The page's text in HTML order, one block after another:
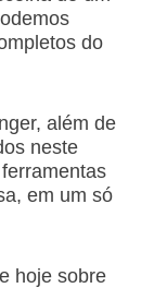
do
além de
neste
em um só
hoje sobre